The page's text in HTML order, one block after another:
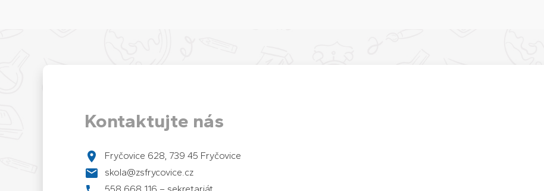
Kontaktujte nás
Fryčovice 628, 739 45 Fryčovice
skola@zsfrycovice.cz